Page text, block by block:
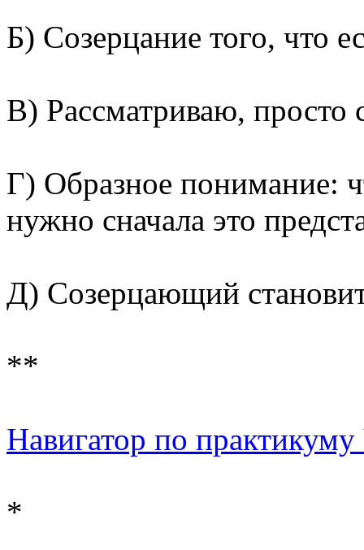
Б) Созерцание того, что
В) Рассматриваю, просто
Г) Образное понимание:
нужно сначала это
Д) Созерцающий
**
Навигатор по
*